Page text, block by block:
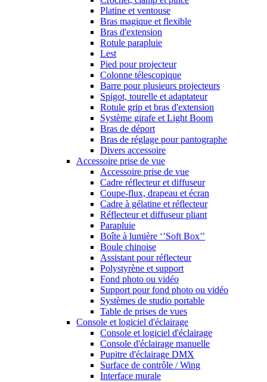
Platine et ventouse
Bras magique et flexible
Bras d'extension
Rotule parapluie
Lest
Pied pour projecteur
Colonne télescopique
Barre pour plusieurs projecteurs
Spigot, tourelle et adaptateur
Rotule grip et bras d'extension
Système girafe et Light Boom
Bras de déport
Bras de réglage pour pantographe
Divers accessoire
Accessoire prise de vue
Accessoire prise de vue
Cadre réflecteur et diffuseur
Coupe-flux, drapeau et écran
Cadre à gélatine et réflecteur
Réflecteur et diffuseur pliant
Parapluie
Boîte à lumière ‘’Soft Box’’
Boule chinoise
Assistant pour réflecteur
Polystyrène et support
Fond photo ou vidéo
Support pour fond photo ou vidéo
Systèmes de studio portable
Table de prises de vues
Console et logiciel d'éclairage
Console et logiciel d'éclairage
Console d'éclairage manuelle
Pupitre d'éclairage DMX
Surface de contrôle / Wing
Interface murale